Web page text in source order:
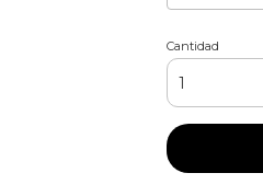
Cantidad